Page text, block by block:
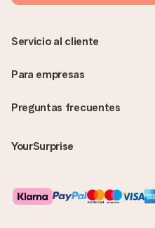
Preguntas frecuentes
YourSurprise
Servicio al cliente
Para empresas